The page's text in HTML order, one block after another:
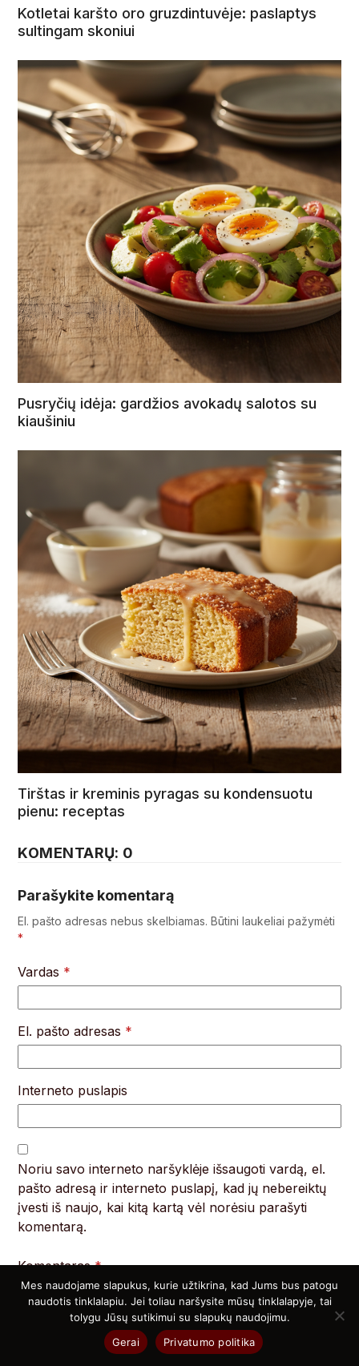
Kotletai karšto oro gruzdintuvėje: paslaptys
sultingam skoniui
Pusryčių idėja: gardžios avokadų salotos su
kiaušiniu
Tirštas ir kreminis pyragas su kondensuotu
pienu: receptas
KOMENTARŲ: 0
Parašykite komentarą
El. pašto adresas nebus skelbiamas. Būtini laukeliai pažymėti
*
Vardas *
El. pašto adresas *
Interneto puslapis
Noriu savo interneto naršyklėje išsaugoti vardą, el.
pašto adresą ir interneto puslapį, kad jų nebereiktų
įvesti iš naujo, kai kitą kartą vėl norėsiu parašyti
komentarą.
Komentaras*
Mes naudojame slapukus, kurie užtikrina, kad Jums bus patogu
naudotis tinklalapiu. Jei toliau naršysite mūsų tinklalapyje, tai
tolygu Jūsų sutikimui su slapukų naudojimu.
Gerai
Privatumo politika